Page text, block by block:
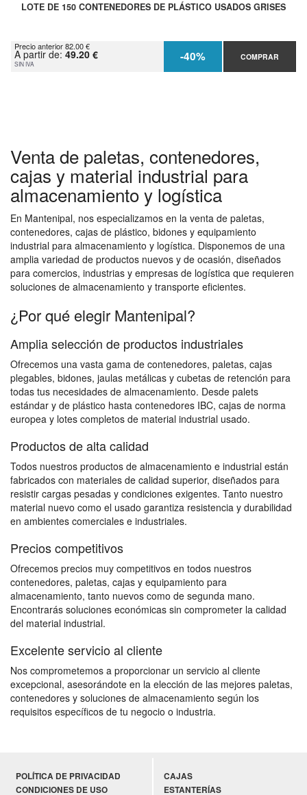
LOTE DE 150 CONTENEDORES DE PLÁSTICO USADOS GRISES
Precio anterior 82.00 €
A partir de: 49.20 €
SIN IVA -40% COMPRAR
Venta de paletas, contenedores,
cajas y material industrial para
almacenamiento y logística
En Mantenipal, nos especializamos en la venta de paletas,
contenedores, cajas de plástico, bidones y equipamiento
industrial para almacenamiento y logística. Disponemos de una
amplia variedad de productos nuevos y de ocasión, diseñados
para comercios, industrias y empresas de logística que requieren
soluciones de almacenamiento y transporte eficientes.
¿Por qué elegir Mantenipal?
Amplia selección de productos industriales
Ofrecemos una vasta gama de contenedores, paletas, cajas
plegables, bidones, jaulas metálicas y cubetas de retención para
todas tus necesidades de almacenamiento. Desde palets
estándar y de plástico hasta contenedores IBC, cajas de norma
europea y lotes completos de material industrial usado.
Productos de alta calidad
Todos nuestros productos de almacenamiento e industrial están
fabricados con materiales de calidad superior, diseñados para
resistir cargas pesadas y condiciones exigentes. Tanto nuestro
material nuevo como el usado garantiza resistencia y durabilidad
en ambientes comerciales e industriales.
Precios competitivos
Ofrecemos precios muy competitivos en todos nuestros
contenedores, paletas, cajas y equipamiento para
almacenamiento, tanto nuevos como de segunda mano.
Encontrarás soluciones económicas sin comprometer la calidad
del material industrial.
Excelente servicio al cliente
Nos comprometemos a proporcionar un servicio al cliente
excepcional, asesorándote en la elección de las mejores paletas,
contenedores y soluciones de almacenamiento según los
requisitos específicos de tu negocio o industria.
POLÍTICA DE PRIVACIDAD
CONDICIONES DE USO
CAJAS
ESTANTERÍAS